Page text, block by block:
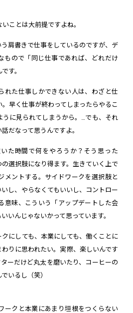
ことは大前提ですよね。
肩書きで仕事をしているのですが、デ
もので「同じ仕事であれば、どれだけ
す。
れた仕事しかできない人は、わざと仕
早く仕事が終わってしまったらやるこ
うに見られてしまうから。…でも、それ
だなって思うんですよ。
た時間で何をやろうか？そう思った
選択肢になり得ます。生きていく上で
メントする。サイドワークを選択肢と
し、やらなくてもいいし、コントロー
意味、こういう「アップデートした会
いんじゃないかって思っています。
にしても、本業にしても、働くことに
りに思われたい。実際、楽しいんです
ーだけど丸太を磨いたり、コーヒーの
いるし（笑）
ークと本業にあまり垣根をつくらない